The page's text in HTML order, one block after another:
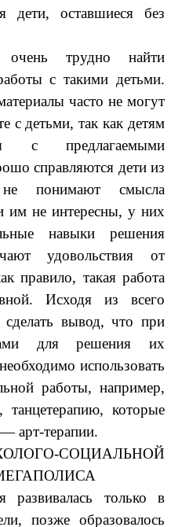
дети, оставшиеся без
трудно найти
с такими детьми.
часто не могут
с детьми, так как детям
с предлагаемыми
справляются дети из
понимают смысла
им не интересны, у них
навыки решения
удовольствия от
правило, такая работа
Исходя из всего
вывод, что при
для решения их
использовать
работы, например,
танцетерапию, которые
арт-терапии.
СОЦИАЛЬНОЙ
развивалась только в
позже образовалось